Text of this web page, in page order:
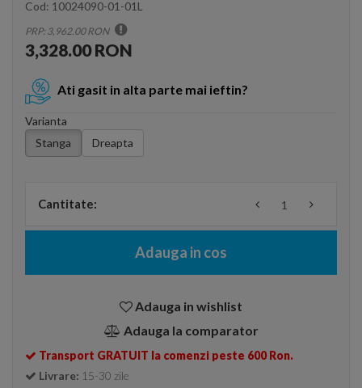
Cod: 10024090-01-01L
PRP: 3,962.00 RON
3,328.00 RON
Ati gasit in alta parte mai ieftin?
Varianta
Stanga
Dreapta
Cantitate:
Adauga in cos
Adauga in wishlist
Adauga la comparator
Transport GRATUIT la comenzi peste 600 Ron.
Livrare: 15-30 zile